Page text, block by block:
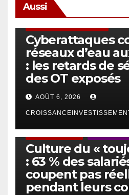
Aussi
Cyberattaques
réseaux d’eau
: les retards de
des OT exposés
AOÛT 6, 2026
Culture du «
: 63 % des
coupent pas
pendant leurs